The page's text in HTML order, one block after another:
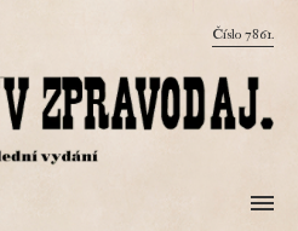
Číslo 7861.